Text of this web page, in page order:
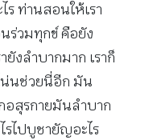
ร ท่านสอนให้เรา
ร่วมทุกข์ คือยัง
งลำบากมาก เราก็
น่นช่วยนี่อีก มัน
อสุรกายมันลำบาก
รไปบูชายัญอะไร